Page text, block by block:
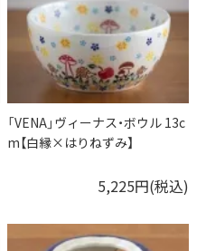
「VENA」ヴィーナス・ボウル 13c
m【白縁×はりねずみ】
5,225円(税込)